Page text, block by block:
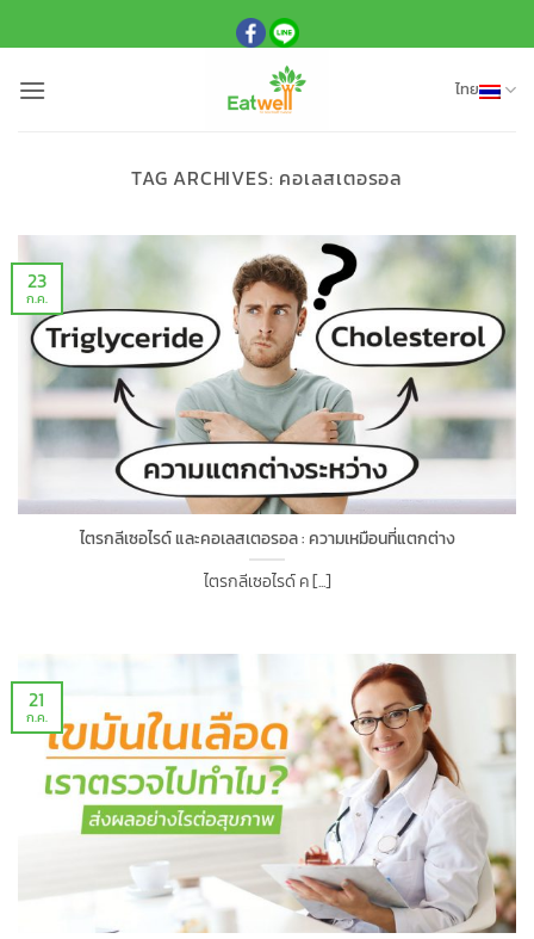
ไป
เนื้อหา
ไทย
TAG ARCHIVES: คอเลสเตอรอล
ไตรกลีเซอไรด์ และคอเลสเตอรอล : ความเหมือนที่แตกต่าง
ไตรกลีเซอไรด์ ค [...]
23
ก.ค.
21
ก.ค.